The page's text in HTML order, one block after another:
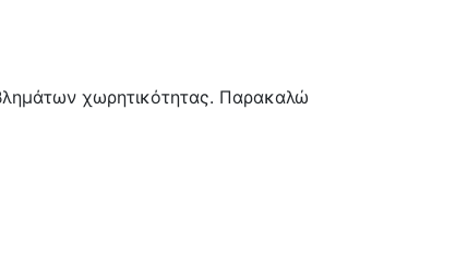
χωρητικότητας. Παρακαλώ